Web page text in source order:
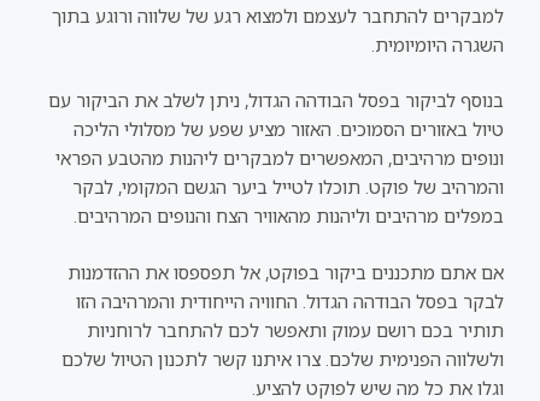
למבקרים להתחבר לעצמם ולמצוא רגע של שלווה ורוגע בתוך
השגרה היומיומית.
בנוסף לביקור בפסל הבודהה הגדול, ניתן לשלב את הביקור עם
טיול באזורים הסמוכים. האזור מציע שפע של מסלולי הליכה
ונופים מרהיבים, המאפשרים למבקרים ליהנות מהטבע הפראי
והמרהיב של פוקט. תוכלו לטייל ביער הגשם המקומי, לבקר
במפלים מרהיבים וליהנות מהאוויר הצח והנופים המרהיבים.
אם אתם מתכננים ביקור בפוקט, אל תפספסו את ההזדמנות
לבקר בפסל הבודהה הגדול. החוויה הייחודית והמרהיבה הזו
תותיר בכם רושם עמוק ותאפשר לכם להתחבר לרוחניות
ולשלווה הפנימית שלכם. צרו איתנו קשר לתכנון הטיול שלכם
וגלו את כל מה שיש לפוקט להציע.